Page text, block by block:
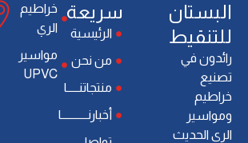
اﻟﺒﺴﺘﺎن
ﻟﻠﺘﻨﻘﻴﻂ
راﺋﺪون ﻓﻲ
ﺗﺼﻨﻴﻊ
ﺧﺮاﻃﻴﻢ
وﻣﻮاﺳﻴﺮ
اﻟﺮي اﻟﺤﺪﻳﺚ
سريعة
الرئيسية
من نحن
منتجاتنـــــا
أخبارنـــــــــــا
خراطيم
الري
ﻣﻮاﺳﻴﺮ
UPVC